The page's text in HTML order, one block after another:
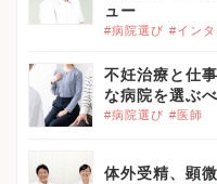
ュー
#病院選び #イン
不妊治療と仕
な病院を選ぶ
#病院選び #医師
体外受精、顕